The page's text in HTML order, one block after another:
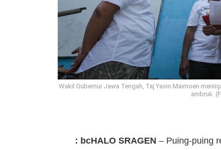
Wakil Gubernur Jawa Tengah, Taj Yasin Maimoen
ambruk.
: bcHALO SRAGEN – Puing-puing